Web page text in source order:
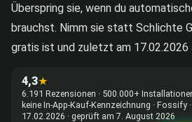
Überspring sie, wenn du
brauchst. Nimm sie statt Schlichte
gratis ist und zuletzt am 17.02.2026
4,3★
6.191 Rezensionen · 500.000+
keine In-App-Kauf-Kennzeichnung · Fossify
17.02.2026 · geprüft am 7. August 2026